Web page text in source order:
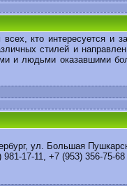
кто интересуется и
стилей и
и людьми оказавшими
, ул. Большая
981-17-11, +7 (953) 356-75-68